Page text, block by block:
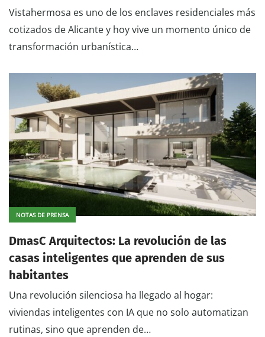
Vistahermosa es uno de los enclaves residenciales más
cotizados de Alicante y hoy vive un momento único de
transformación urbanística…
NOTAS DE PRENSA
DmasC Arquitectos: La revolución de las
casas inteligentes que aprenden de sus
habitantes
Una revolución silenciosa ha llegado al hogar:
viviendas inteligentes con IA que no solo automatizan
rutinas, sino que aprenden de…